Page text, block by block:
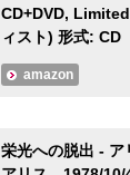
CD+DVD,
ィスト) 形式: CD
amazon
栄光への脱出 -